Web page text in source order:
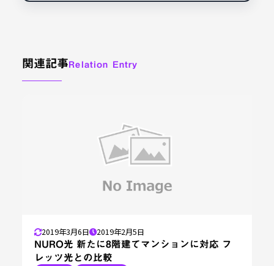
関連記事Relation Entry
2019年3月6日 2019年2月5日
NURO光 新たに8階建てマンションに対応 フ
レッツ光との比較